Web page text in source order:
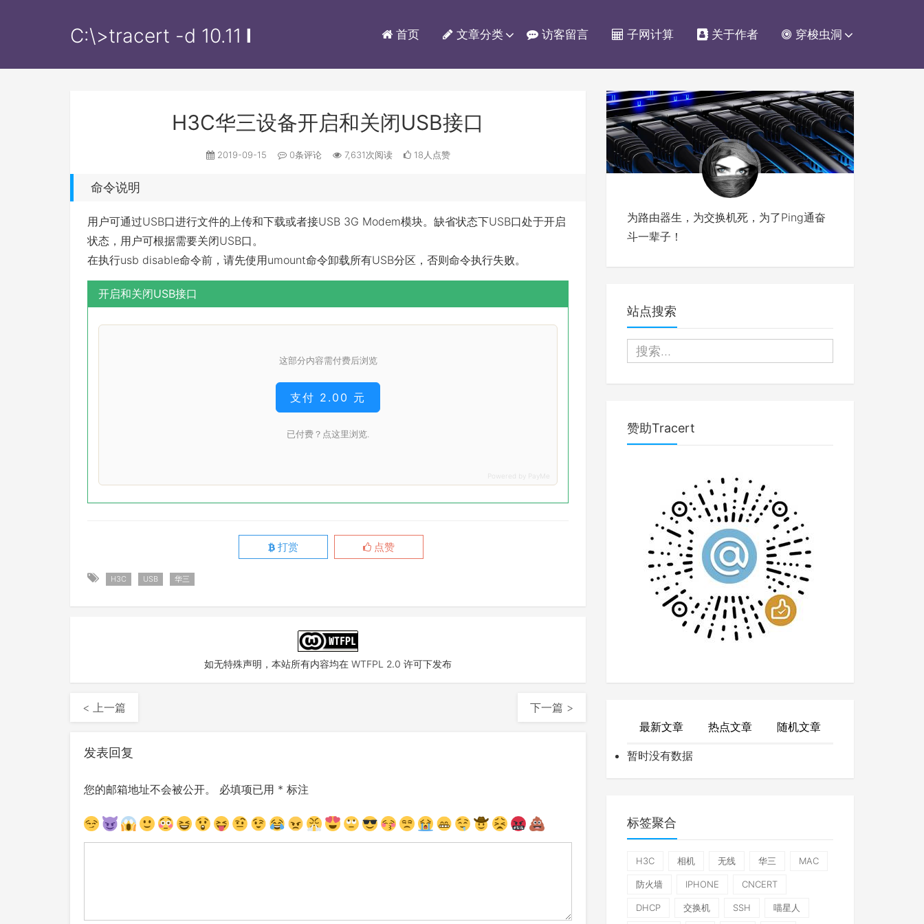
C:\>tracert -d 10.11. l 首页 文章分类 访客留言 子网计算 关于作者 穿梭虫洞
H3C华三设备开启和关闭USB接口
2019-09-15 0条评论 7,631次阅读 18人点赞
命令说明
用户可通过USB口进行文件的上传和下载或者接USB 3G Modem模块。缺省状态下USB口处于开启
状态，用户可根据需要关闭USB口。
在执行usb disable命令前，请先使用umount命令卸载所有USB分区，否则命令执行失败。
开启和关闭USB接口
这部分内容需付费后浏览
支付 2.00 元
已付费？点这里浏览.
打赏 点赞
H3C USB 华三
如无特殊声明，本站所有内容均在 WTFPL 2.0 许可下发布
< 上一篇 下一篇 >
发表回复
您的邮箱地址不会被公开。 必填项已用 * 标注
为路由器生，为交换机死，为了Ping通奋
斗一辈子！
站点搜索
赞助Tracert
最新文章 热点文章 随机文章
暂时没有数据
标签聚合
H3C 相机 无线 华三 MAC
防火墙 IPHONE CNCERT
DHCP 交换机 SSH 喵星人